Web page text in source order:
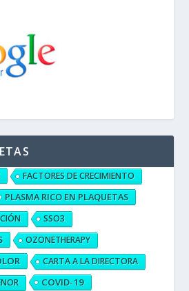
FACTORES DE CRECIMIENTO
PLASMA RICO EN PLAQUETAS
SSO3
OZONETHERAPY
CARTA A LA DIRECTORA
COVID-19